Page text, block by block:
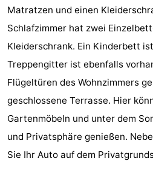
Kirchen
-
Leuchtturme
-
Aussichtspunkte
Attraktionen
-
Spielplätze
-
Indoor-
-
Matratzen und einen
Schlafzimmer hat zwei
Kleiderschrank. Ein Kinderbett
Treppengitter ist ebenfalls
Flügeltüren des Wohnzimmers
geschlossene Terrasse. Hier
Gartenmöbeln und unter dem
und Privatsphäre genießen.
Sie Ihr Auto auf dem